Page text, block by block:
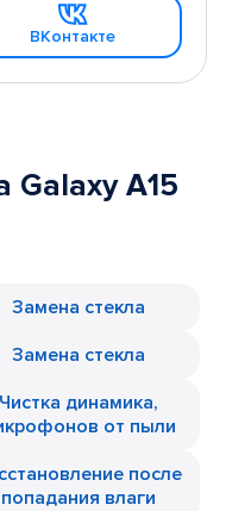
ВКонтакте
Galaxy A15
Замена стекла
Замена стекла
Чистка динамика,
от пыли
после
попадания влаги